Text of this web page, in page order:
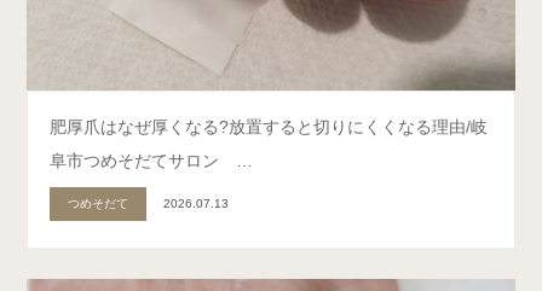
肥厚爪はなぜ厚くなる?放置すると切りにくくなる理由/岐
阜市つめそだてサロン …
つめそだて 2026.07.13